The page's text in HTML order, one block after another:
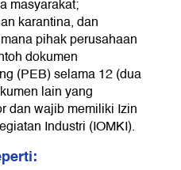
masyarakat;
karantina, dan
pihak perusahaan
dokumen
(PEB) selama 12 (dua
lain yang
dan wajib memiliki Izin
Industri (IOMKI).